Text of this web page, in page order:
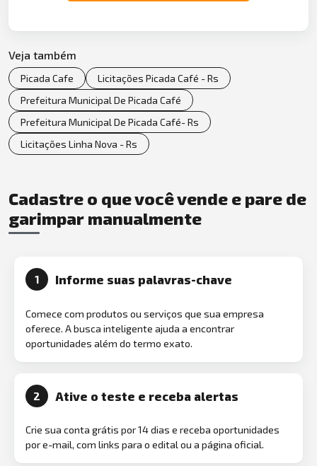
Veja também
Picada Cafe
Licitações Picada Café - Rs
Prefeitura Municipal De Picada Café
Prefeitura Municipal De Picada Café- Rs
Licitações Linha Nova - Rs
Cadastre o que você vende e pare de
garimpar manualmente
1 Informe suas palavras-chave
Comece com produtos ou serviços que sua empresa
oferece. A busca inteligente ajuda a encontrar
oportunidades além do termo exato.
2 Ative o teste e receba alertas
Crie sua conta grátis por 14 dias e receba oportunidades
por e-mail, com links para o edital ou a página oficial.